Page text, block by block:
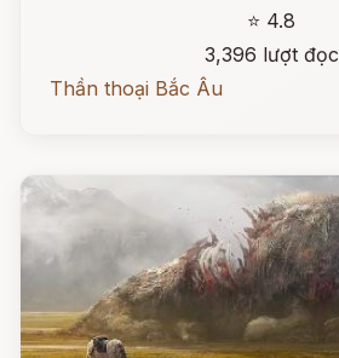
⭐ 4.8
3,396 lượt đọc
Thần thoại Bắc Âu